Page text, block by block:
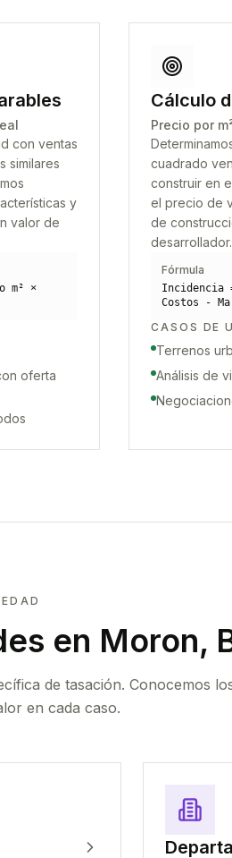
con ventas
similares
y
valor de
m² ×
oferta
Cálculo
Precio por
cuadrado
construir en
el precio de
de
desarrollador.
Fórmula
Incidencia
Costos -
CASOS DE
Terrenos
Análisis de
en Moron,
de tasación. Conocemos
en cada caso.